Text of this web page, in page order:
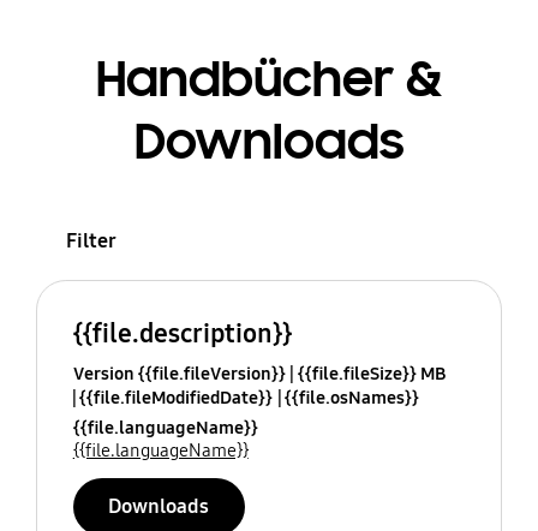
Handbücher &
Downloads
Filter
{{file.description}}
Version {{file.fileVersion}} {{file.fileSize}} MB
{{file.fileModifiedDate}} {{file.osNames}}
{{file.languageName}}
{{file.languageName}}
Downloads